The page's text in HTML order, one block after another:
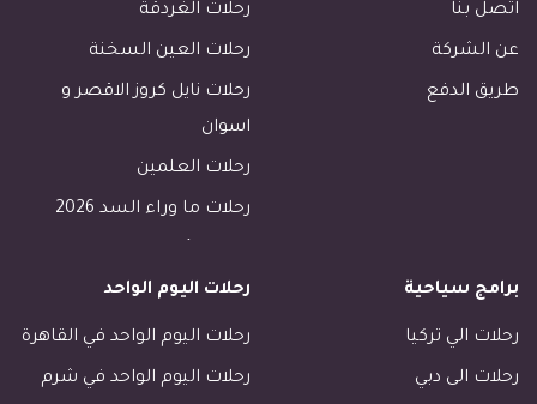
اتصل بنا
عن الشركة
طريق الدفع
رحلات الغردقة
رحلات العين السخنة
رحلات نايل كروز الاقصر و
اسوان
رحلات العلمين
رحلات ما وراء السد 2026
رحلات طابا
رحلات دهب
فنادق القاهرة
برامج سياحية
رحلات الي تركيا
رحلات الى دبي
رحلات اليوم الواحد
رحلات اليوم الواحد في القاهرة
رحلات اليوم الواحد في شرم